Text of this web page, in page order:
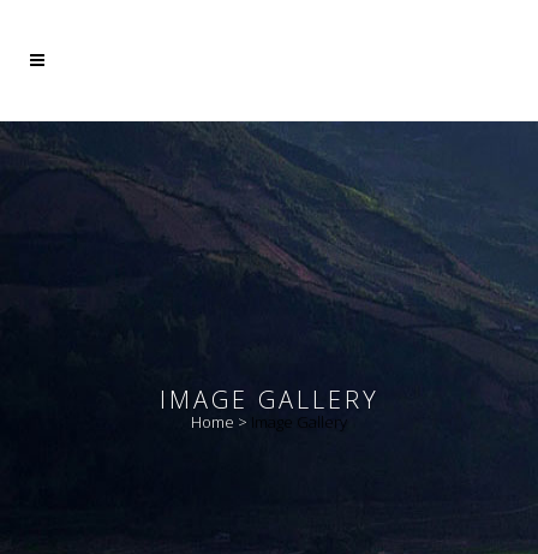
IMAGE GALLERY
Home > Image Gallery